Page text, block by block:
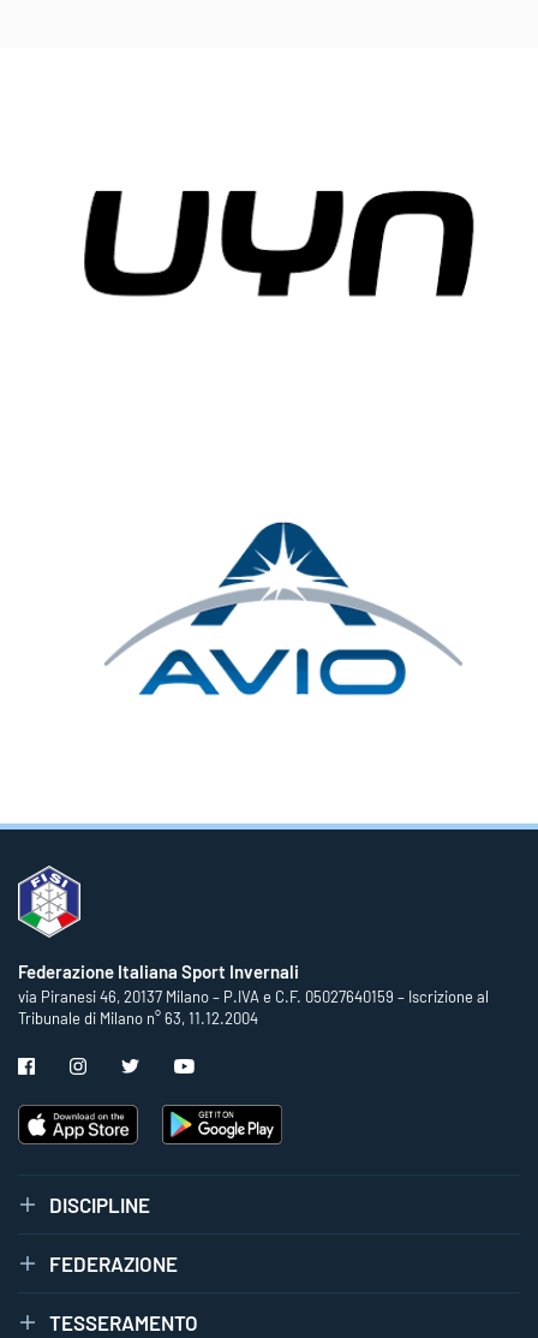
Federazione Italiana Sport Invernali
via Piranesi 46, 20137 Milano – P.IVA e C.F. 05027640159 – Iscrizione al
Tribunale di Milano n° 63, 11.12.2004
DISCIPLINE
FEDERAZIONE
TESSERAMENTO